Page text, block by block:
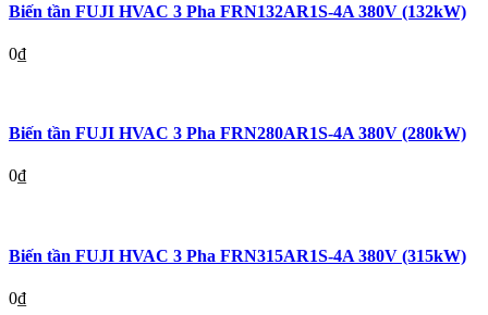
Biến tần FUJI HVAC 3 Pha FRN132AR1S-4A 380V (132kW)
0₫
Biến tần FUJI HVAC 3 Pha FRN280AR1S-4A 380V (280kW)
0₫
Biến tần FUJI HVAC 3 Pha FRN315AR1S-4A 380V (315kW)
0₫